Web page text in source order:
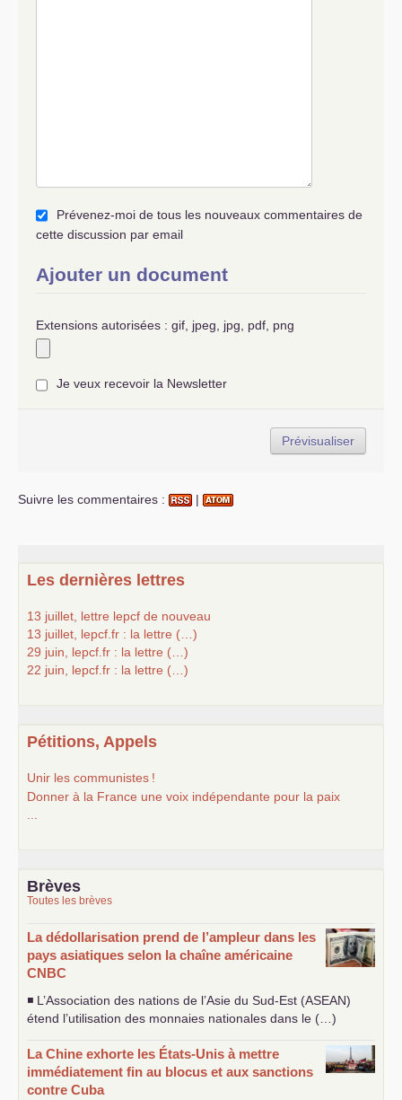
Prévenez-moi de tous les nouveaux commentaires de
cette discussion par email
Ajouter un document
Extensions autorisées : gif, jpeg, jpg, pdf, png
Je veux recevoir la Newsletter
Suivre les commentaires : |
Les dernières lettres
13 juillet, lettre lepcf de nouveau
13 juillet, lepcf.fr : la lettre (…)
29 juin, lepcf.fr : la lettre (…)
22 juin, lepcf.fr : la lettre (…)
Pétitions, Appels
Unir les communistes !
Donner à la France une voix indépendante pour la paix
Brèves
Toutes les brèves
La dédollarisation prend de l’ampleur dans les
pays asiatiques selon la chaîne américaine
CNBC
◾ L’Association des nations de l’Asie du Sud-Est (ASEAN)
étend l’utilisation des monnaies nationales dans le (…)
La Chine exhorte les États-Unis à mettre
immédiatement fin au blocus et aux sanctions
contre Cuba